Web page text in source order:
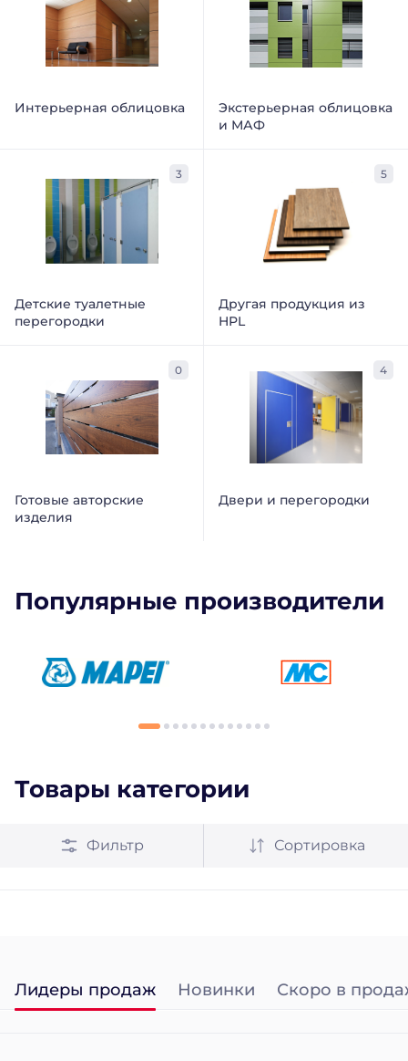
Интерьерная облицовка
Экстерьерная облицовка
и МАФ
3
Детские туалетные
перегородки
5
Другая продукция из
HPL
0
Готовые авторские
изделия
4
Двери и перегородки
Популярные производители
Товары категории
Фильтр Сортировка
Лидеры продаж Новинки Скоро в